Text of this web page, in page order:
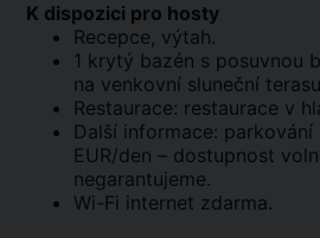
K dispozici pro hosty
Recepce, výtah.
1 krytý bazén s posuvnou
na venkovní sluneční
Restaurace: restaurace v
Další informace:
EUR/den – dostupnost
negarantujeme.
Wi-Fi internet zdarma.